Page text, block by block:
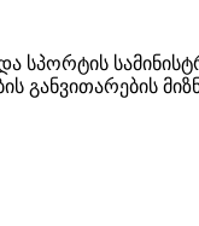
სპორტის
განვითარების